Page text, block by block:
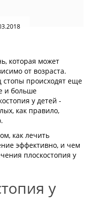
которая может
от возраста.
происходят еще
и больше
у детей -
как правило,
как лечить
эффективно, и чем
плоскостопия у
у